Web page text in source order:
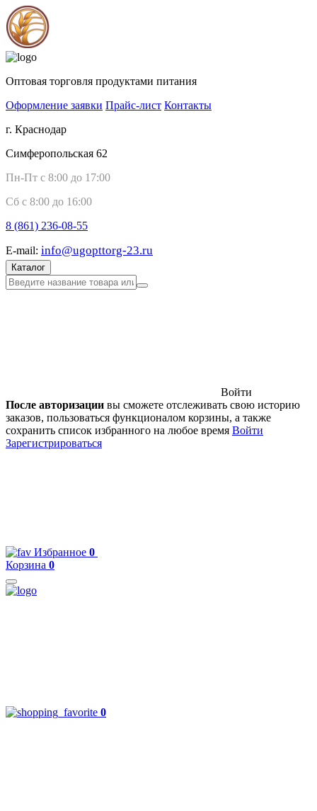
Оптовая торговля продуктами питания
Оформление заявки Прайс-лист Контакты
г. Краснодар
Симферопольская 62
Пн-Пт с 8:00 до 17:00
Сб с 8:00 до 16:00
8 (861) 236-08-55
E-mail: info@ugopttorg-23.ru
Каталог
Войти
После авторизации вы сможете отслеживать свою историю
заказов, пользоваться функционалом корзины, а также
сохранить список избранного на любое время Войти
Зарегистрироваться
Избранное 0
Корзина 0
0